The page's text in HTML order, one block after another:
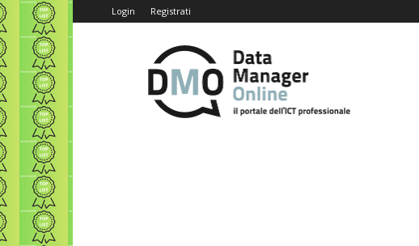
Login Registrati
Data
Manager
Online